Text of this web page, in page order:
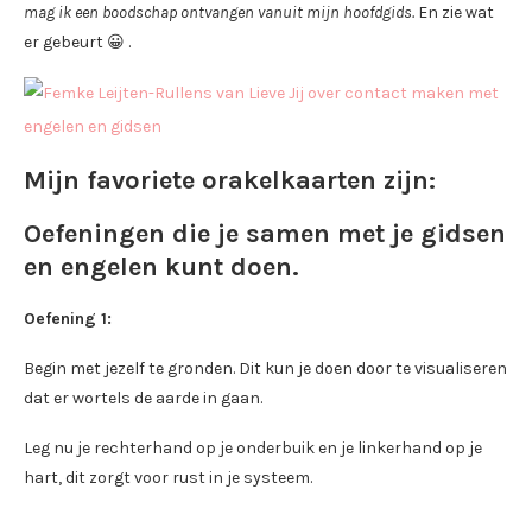
mag ik een boodschap ontvangen vanuit mijn hoofdgids. En zie wat
er gebeurt 😀 .
Mijn favoriete orakelkaarten zijn:
Oefeningen die je samen met je gidsen
en engelen kunt doen.
Oefening 1:
Begin met jezelf te gronden. Dit kun je doen door te visualiseren
dat er wortels de aarde in gaan.
Leg nu je rechterhand op je onderbuik en je linkerhand op je
hart, dit zorgt voor rust in je systeem.